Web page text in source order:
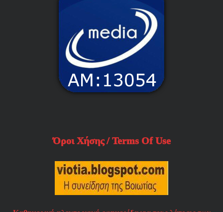
Όροι Χήσης / Terms Of Use